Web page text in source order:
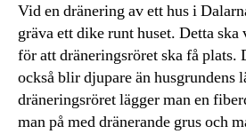
Vid en dränering av ett hus i
gräva ett dike runt huset. Detta
för att dräneringsröret ska få
också blir djupare än husgrundens
dräneringsröret lägger man en
man på med dränerande grus och